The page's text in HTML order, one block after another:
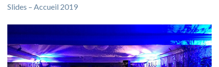
Slides – Accueil 2019